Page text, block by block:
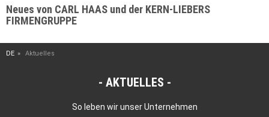
Neues von CARL HAAS und der KERN-LIEBERS
FIRMENGRUPPE
DE Aktuelles
AKTUELLES
So leben wir unser Unternehmen